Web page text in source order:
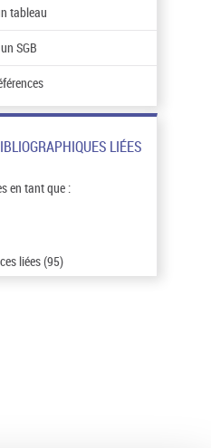
tableau
SGB
LIÉES
en tant que :
liées (95)